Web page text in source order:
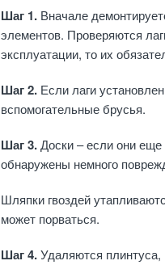
Шаг 1. Вначале
элементов. Проверяются
эксплуатации, то их
Шаг 2. Если лаги
вспомогательные брусья.
Шаг 3.Доски – если они еще
обнаружены немного
Шляпки гвоздей
может порваться.
Шаг 4.Удаляются плинтуса,